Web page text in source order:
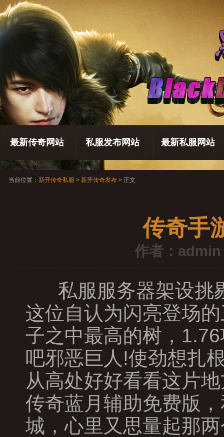
最新传奇网站 私服发布网站 最新私服网站
当前位置： 新开传奇私服 > 新开传奇发布 > 正文
传奇手
作者：admin
私服服务器架设挑
这位自认为闪亮登场
子之中最高的树，
吧邪恶巨人!使劲想扎
从高处好好看看这片
传奇蓝月辅助免费版
城，心里又思量起那